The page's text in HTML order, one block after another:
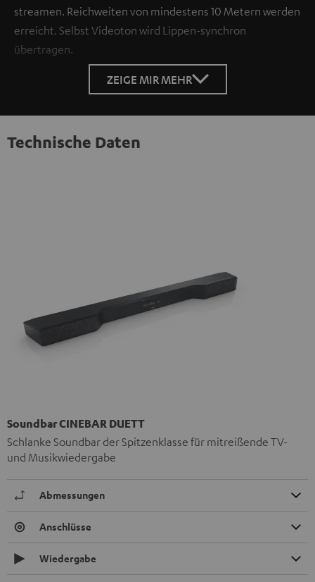
streamen. Reichweiten von mindestens 10 Metern werden
erreicht. Selbst Videoton wird Lippen-synchron
übertragen.
ZEIGE MIR MEHR
Technische Daten
Soundbar CINEBAR DUETT
Schlanke Soundbar der Spitzenklasse für mitreißende TV-
und Musikwiedergabe
Abmessungen
Anschlüsse
Wiedergabe